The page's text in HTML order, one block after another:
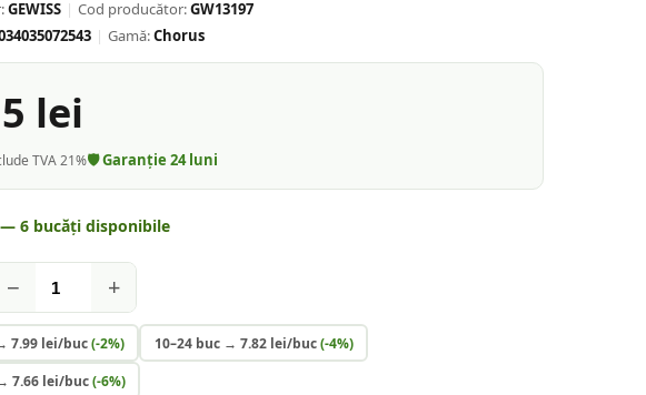
GEWISS | Cod producător:GW13197
| Gamă:Chorus
lei
TVA 21%🛡️ Garanție 24luni
— 6 bucăți disponibile
− +
7.99lei/buc(-2%) 10–24 buc→ 7.82lei/buc(-4%)
7.66lei/buc(-6%)